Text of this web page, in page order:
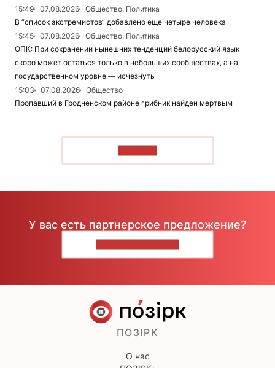
15:49
07.08.2026
Общество, Политика
В “список экстремистов“ добавлено еще четыре человека
15:45
07.08.2026
Общество, Политика
ОПК: При сохранении нынешних тенденций белорусский язык
скоро может остаться только в небольших сообществах, а на
государственном уровне — исчезнуть
15:03
07.08.2026
Общество
Пропавший в Гродненском районе грибник найден мертвым
У вас есть партнерское предложение?
ПОЗІРК
О нас